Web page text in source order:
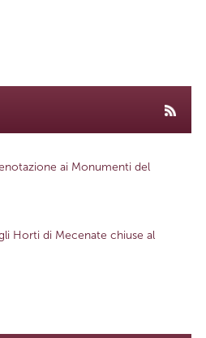
ai Monumenti del
Horti di Mecenate chiuse al